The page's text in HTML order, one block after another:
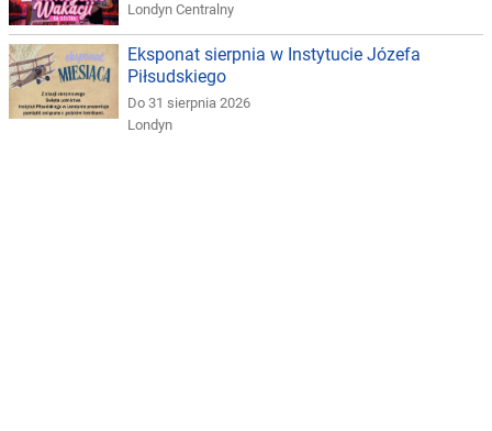
Londyn Centralny
Eksponat sierpnia w Instytucie Józefa
Piłsudskiego
Do 31 sierpnia 2026
Londyn